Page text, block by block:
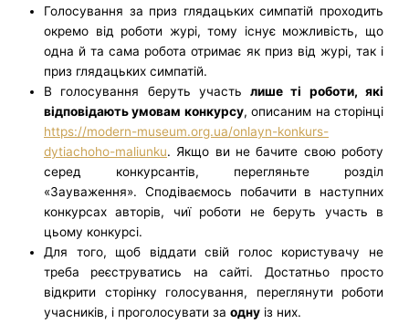
Голосування за приз глядацьких симпатій проходить
окремо від роботи журі, тому існує можливість, що
одна й та сама робота отримає як приз від журі, так і
приз глядацьких симпатій.
В голосування беруть участьлише ті роботи, які
відповідають умовам конкурсу, описаним на сторінці
https://modern-museum.org.ua/onlayn-konkurs-
dytiachoho-maliunku. Якщо ви не бачите свою роботу
серед конкурсантів, перегляньте розділ
«Зауваження». Сподіваємось побачити в наступних
конкурсах авторів, чиї роботи не беруть участь в
цьому конкурсі.
Для того, щоб віддати свій голос користувачу не
треба реєструватись на сайті. Достатньо просто
відкрити сторінку голосування, переглянути роботи
учасників, і проголосувати за одну із них.